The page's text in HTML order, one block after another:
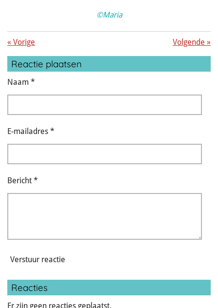
©Maria
« Vorige Volgende »
Reactie plaatsen
Naam *
E-mailadres *
Bericht *
Verstuur reactie
Reacties
Er zijn geen reacties geplaatst.